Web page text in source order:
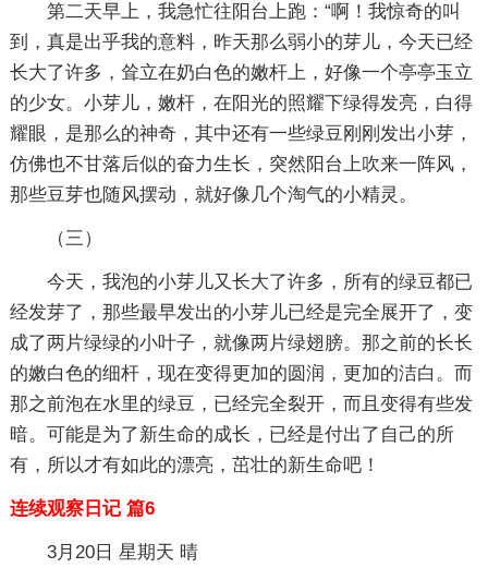
第二天早上，我急忙往阳台上跑：“啊！我惊奇的叫
到，真是出乎我的意料，昨天那么弱小的芽儿，今天已经
长大了许多，耸立在奶白色的嫩杆上，好像一个亭亭玉立
的少女。小芽儿，嫩杆，在阳光的照耀下绿得发亮，白得
耀眼，是那么的神奇，其中还有一些绿豆刚刚发出小芽，
仿佛也不甘落后似的奋力生长，突然阳台上吹来一阵风，
那些豆芽也随风摆动，就好像几个淘气的小精灵。
（三）
今天，我泡的小芽儿又长大了许多，所有的绿豆都已
经发芽了，那些最早发出的小芽儿已经是完全展开了，变
成了两片绿绿的小叶子，就像两片绿翅膀。那之前的长长
的嫩白色的细杆，现在变得更加的圆润，更加的洁白。而
那之前泡在水里的绿豆，已经完全裂开，而且变得有些发
暗。可能是为了新生命的成长，已经是付出了自己的所
有，所以才有如此的漂亮，茁壮的新生命吧！
连续观察日记 篇6
3月20日 星期天 晴